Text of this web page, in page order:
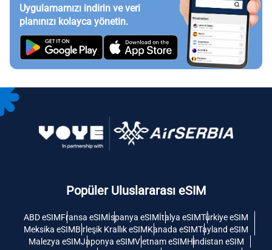
Uygulamamızı indirin ve veri
planınızı kolayca yönetin.
Popüler Uluslararası eSIM
ABD eSIMFransa eSIMİspanya eSIMİtalya eSIMTürkiye eSIM
Meksika eSIMBirleşik Krallık eSIMKanada eSIMTayland eSIM
Malezya eSIMJaponya eSIMVietnam eSIMHindistan eSIM